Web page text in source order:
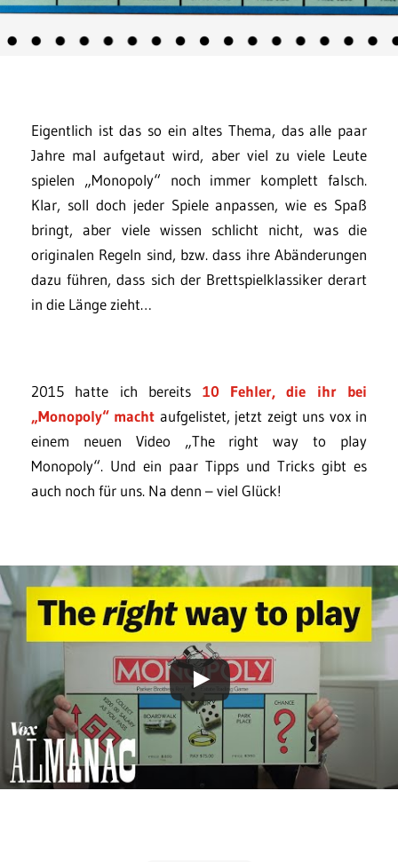
Eigentlich ist das so ein altes Thema, das alle paar
Jahre mal aufgetaut wird, aber viel zu viele Leute
spielen „Monopoly“ noch immer komplett falsch.
Klar, soll doch jeder Spiele anpassen, wie es Spaß
bringt, aber viele wissen schlicht nicht, was die
originalen Regeln sind, bzw. dass ihre Abänderungen
dazu führen, dass sich der Brettspielklassiker derart
in die Länge zieht…
2015 hatte ich bereits 10 Fehler, die ihr bei
„Monopoly“ macht aufgelistet, jetzt zeigt uns vox in
einem neuen Video „The right way to play
Monopoly“. Und ein paar Tipps und Tricks gibt es
auch noch für uns. Na denn – viel Glück!